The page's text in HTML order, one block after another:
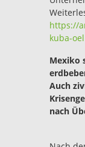
https://
kuba-oel
Mexiko
Auch
nach